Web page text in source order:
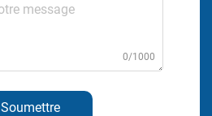
0/1000
Soumettre